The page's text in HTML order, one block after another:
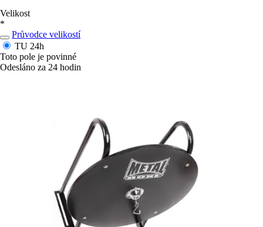
Velikost
*
Průvodce velikostí
TU 24h
Toto pole je povinné
Odesláno za 24 hodin